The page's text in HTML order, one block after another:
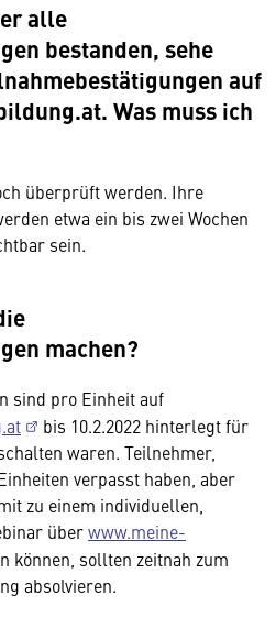
alle
bestanden, sehe
auf
Was muss ich
überprüft werden. Ihre
etwa ein bis zwei Wochen
sein.
machen?
sind pro Einheit auf
bis 10.2.2022 hinterlegt für
waren. Teilnehmer,
verpasst haben, aber
zu einem individuellen,
überwww.meine-
können, sollten zeitnah zum
absolvieren.